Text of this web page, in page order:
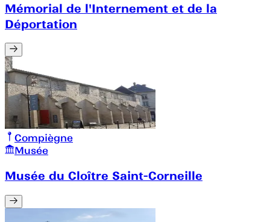
Mémorial de l'Internement et de la
Déportation
Compiègne
Musée
Musée du Cloître Saint-Corneille